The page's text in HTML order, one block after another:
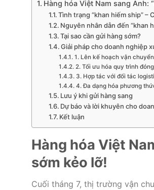
Hàng hóa Việt Nam sang Anh:
Tình trạng “khan hiếm ship” –
Nguyên nhân dẫn đến “khan
Tại sao cần gửi hàng sớm?
Giải pháp cho doanh nghiệp
1. Lên kế hoạch vận
2. Tối ưu hóa quy trình
3. Hợp tác với đối tác
4. Đa dạng hóa phương
Lưu ý khi gửi hàng sang
Dự báo và lời khuyên cho
Kết luận
Hàng hóa Việt
sớm kẻo lỡ!
Cuối tháng 7, thị trường vận